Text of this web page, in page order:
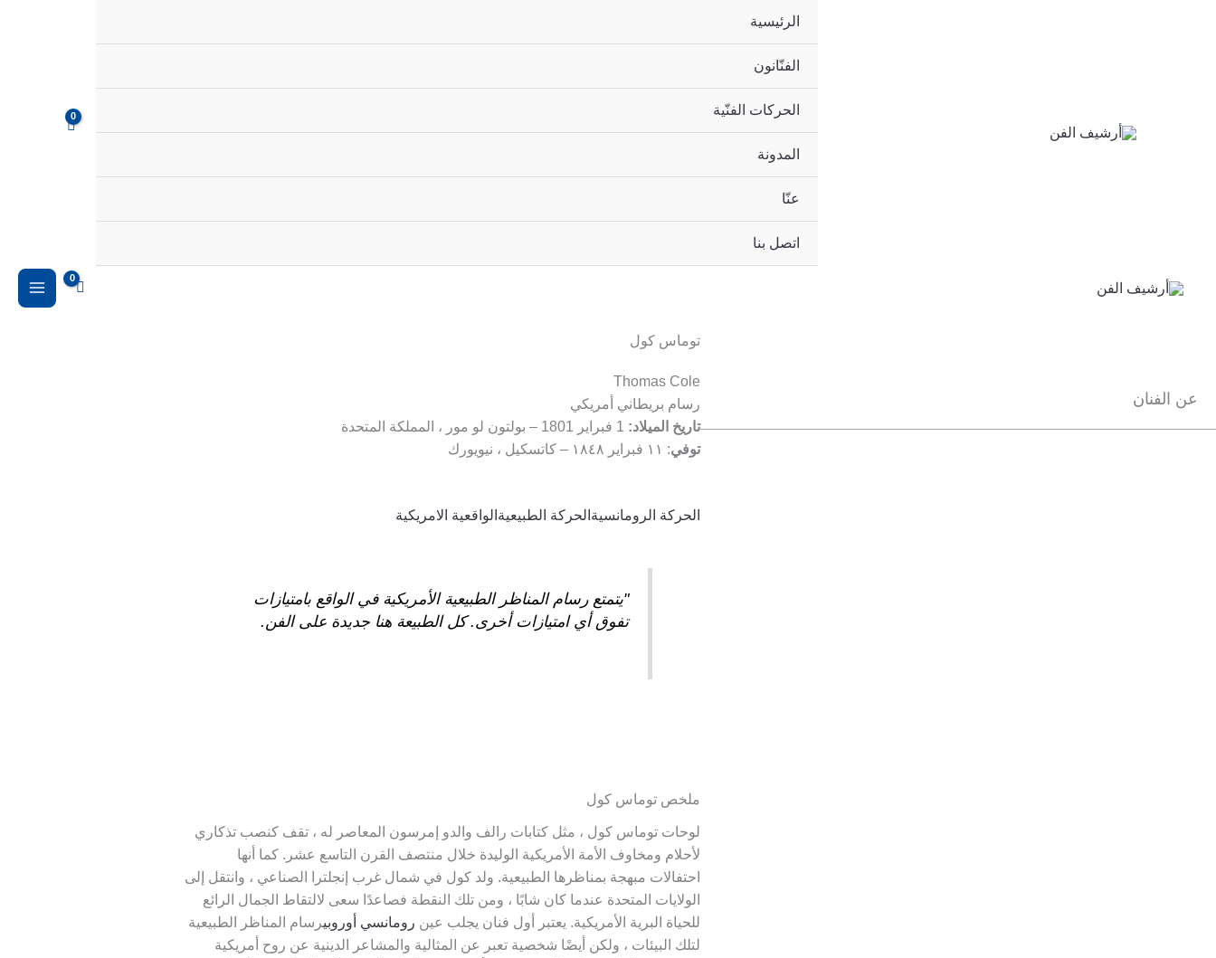
الرئيسية
الفنّانون
الحركات الفنّية
المدونة
عنّا
اتصل بنا
عن الفنان
توماس كول
Thomas Cole
رسام بريطاني أمريكي
تاريخ الميلاد:
توفي: ١١ فبراير ١٨٤٨ – كاتسكيل ، نيويورك
الحركة الرومانسية الحركة الطبيعية الواقعية الامريكية
"يتمتع رسام المناظر الطبيعية الأمريكية في الواقع بامتيازات
تفوق أي امتيازات أخرى. كل الطبيعة هنا جديدة على الفن.
ملخص توماس كول
لوحات توماس كول ، مثل كتابات رالف والدو إمرسون المعاصر له ، تقف كنصب تذكاري
لأحلام ومخاوف الأمة الأمريكية الوليدة خلال منتصف القرن التاسع عشر. كما أنها
احتفالات مبهجة بمناظرها الطبيعية. ولد كول في شمال غرب إنجلترا الصناعي ، وانتقل إلى
الولايات المتحدة عندما كان شابًا ، ومن تلك النقطة فصاعدًا سعى لالتقاط الجمال الرائع
للحياة البرية الأمريكية. يعتبر أول فنان يجلب عين رومانسي أوروبيرسام المناظر الطبيعية
لتلك البيئات ، ولكن أيضًا شخصية تعبر عن المثالية والمشاعر الدينية عن روح أمريكية